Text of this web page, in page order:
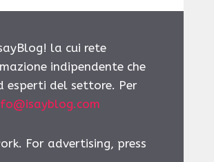
la cui rete
indipendente che
esperti del settore. Per
For advertising, press